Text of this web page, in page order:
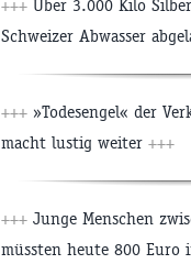
+++ Über 3.000 Kilo
Schweizer Abwasser
+++ »Todesengel« der
macht lustig weiter +++
+++ Junge Menschen
müssten heute 800 Euro